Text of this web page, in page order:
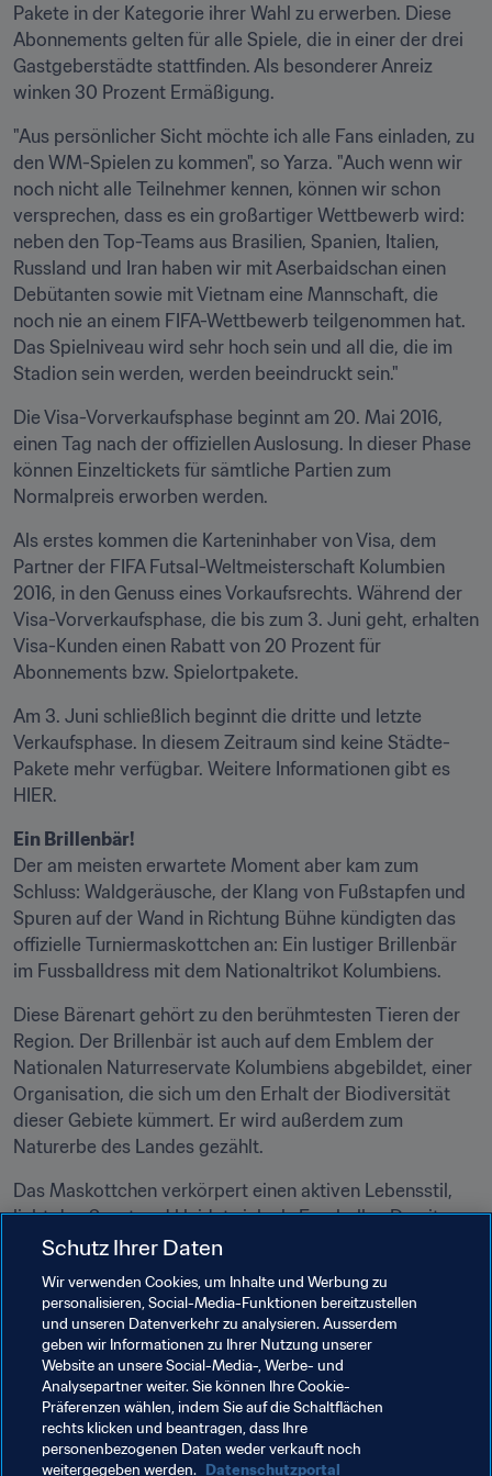
Pakete in der Kategorie ihrer Wahl zu erwerben. Diese
Abonnements gelten für alle Spiele, die in einer der drei
Gastgeberstädte stattfinden. Als besonderer Anreiz
winken 30 Prozent Ermäßigung.
"Aus persönlicher Sicht möchte ich alle Fans einladen, zu
den WM-Spielen zu kommen", so Yarza. "Auch wenn wir
noch nicht alle Teilnehmer kennen, können wir schon
versprechen, dass es ein großartiger Wettbewerb wird:
neben den Top-Teams aus Brasilien, Spanien, Italien,
Russland und Iran haben wir mit Aserbaidschan einen
Debütanten sowie mit Vietnam eine Mannschaft, die
noch nie an einem FIFA-Wettbewerb teilgenommen hat.
Das Spielniveau wird sehr hoch sein und all die, die im
Stadion sein werden, werden beeindruckt sein."
Die Visa-Vorverkaufsphase beginnt am 20. Mai 2016,
einen Tag nach der offiziellen Auslosung. In dieser Phase
können Einzeltickets für sämtliche Partien zum
Normalpreis erworben werden.
Als erstes kommen die Karteninhaber von Visa, dem
Partner der FIFA Futsal-Weltmeisterschaft Kolumbien
2016, in den Genuss eines Vorkaufsrechts. Während der
Visa-Vorverkaufsphase, die bis zum 3. Juni geht, erhalten
Visa-Kunden einen Rabatt von 20 Prozent für
Abonnements bzw. Spielortpakete.
Am 3. Juni schließlich beginnt die dritte und letzte
Verkaufsphase. In diesem Zeitraum sind keine Städte-
Pakete mehr verfügbar. Weitere Informationen gibt es
HIER.
Ein Brillenbär!
Der am meisten erwartete Moment aber kam zum
Schluss: Waldgeräusche, der Klang von Fußstapfen und
Spuren auf der Wand in Richtung Bühne kündigten das
offizielle Turniermaskottchen an: Ein lustiger Brillenbär
im Fussballdress mit dem Nationaltrikot Kolumbiens.
Diese Bärenart gehört zu den berühmtesten Tieren der
Region. Der Brillenbär ist auch auf dem Emblem der
Nationalen Naturreservate Kolumbiens abgebildet, einer
Organisation, die sich um den Erhalt der Biodiversität
dieser Gebiete kümmert. Er wird außerdem zum
Naturerbe des Landes gezählt.
Das Maskottchen verkörpert einen aktiven Lebensstil,
liebt den Sport und kleidet sich als Fussballer. Damit
steht er sinnbildlich für die Freude, die das
friedlich, intelligent und geschickt. Diese Qualitäten
machen ihn zum perfekten Botschafter für dieses Turnier
und die Dynamik des Futsals allgemein.
Verwandte Dokumente
Schutz Ihrer Daten
Wir verwenden Cookies, um Inhalte und Werbung zu
personalisieren, Social-Media-Funktionen bereitzustellen
und unseren Datenverkehr zu analysieren. Ausserdem
geben wir Informationen zu Ihrer Nutzung unserer
Website an unsere Social-Media-, Werbe- und
Analysepartner weiter. Sie können Ihre Cookie-
Präferenzen wählen, indem Sie auf die Schaltflächen
rechts klicken und beantragen, dass Ihre
personenbezogenen Daten weder verkauft noch
weitergegeben werden. Datenschutzportal